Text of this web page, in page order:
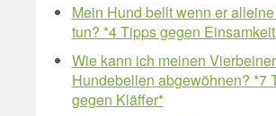
Mein Hund bellt wenn er
tun? *4 Tipps gegen
Wie kann ich meinen
Hundebellen abgewöhnen? *7
gegen Kläffer*